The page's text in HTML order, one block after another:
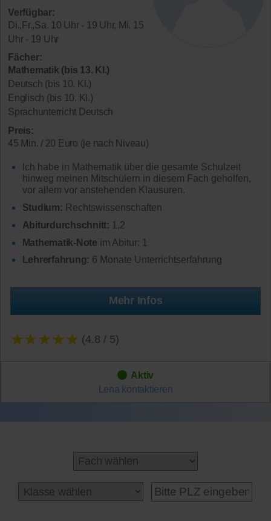
Verfügbar:
Di.,Fr.,Sa. 10 Uhr - 19 Uhr, Mi. 15
Uhr - 19 Uhr
Fächer:
Mathematik (bis 13. Kl.)
Deutsch (bis 10. Kl.)
Englisch (bis 10. Kl.)
Sprachunterricht Deutsch
Preis:
45 Min. / 20 Euro (je nach Niveau)
Ich habe in Mathematik über die gesamte Schulzeit
hinweg meinen Mitschülern in diesem Fach geholfen,
vor allem vor anstehenden Klausuren.
Studium: Rechtswissenschaften
Abiturdurchschnitt: 1,2
Mathematik-Note im Abitur: 1
Lehrerfahrung: 6 Monate Unterrichtserfahrung
Mehr Infos
★★★★★ (4.8 / 5)
Aktiv
Lena kontaktieren